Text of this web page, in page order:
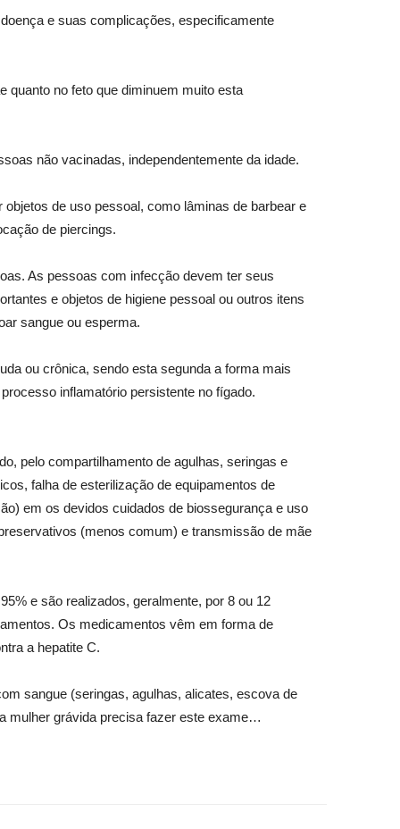
e suas complicações, especificamente
quanto no feto que diminuem muito esta
não vacinadas, independentemente da idade.
de uso pessoal, como lâminas de barbear e
de piercings.
As pessoas com infecção devem ter seus
e objetos de higiene pessoal ou outros itens
sangue ou esperma.
ou crônica, sendo esta segunda a forma mais
inflamatório persistente no fígado.
pelo compartilhamento de agulhas, seringas e
falha de esterilização de equipamentos de
em os devidos cuidados de biossegurança e uso
(menos comum) e transmissão de mãe
e são realizados, geralmente, por 8 ou 12
Os medicamentos vêm em forma de
a hepatite C.
sangue (seringas, agulhas, alicates, escova de
mulher grávida precisa fazer este exame…